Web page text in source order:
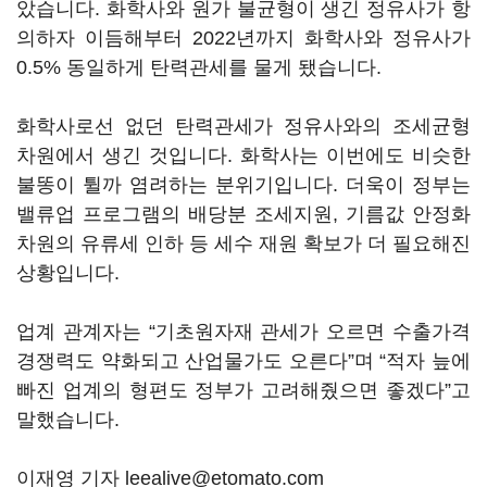
았습니다. 화학사와 원가 불균형이 생긴 정유사가 항
의하자 이듬해부터 2022년까지 화학사와 정유사가
0.5% 동일하게 탄력관세를 물게 됐습니다.
화학사로선 없던 탄력관세가 정유사와의 조세균형
차원에서 생긴 것입니다. 화학사는 이번에도 비슷한
불똥이 튈까 염려하는 분위기입니다. 더욱이 정부는
밸류업 프로그램의 배당분 조세지원, 기름값 안정화
차원의 유류세 인하 등 세수 재원 확보가 더 필요해진
상황입니다.
업계 관계자는 “기초원자재 관세가 오르면 수출가격
경쟁력도 약화되고 산업물가도 오른다”며 “적자 늪에
빠진 업계의 형편도 정부가 고려해줬으면 좋겠다”고
말했습니다.
이재영 기자 leealive@etomato.com